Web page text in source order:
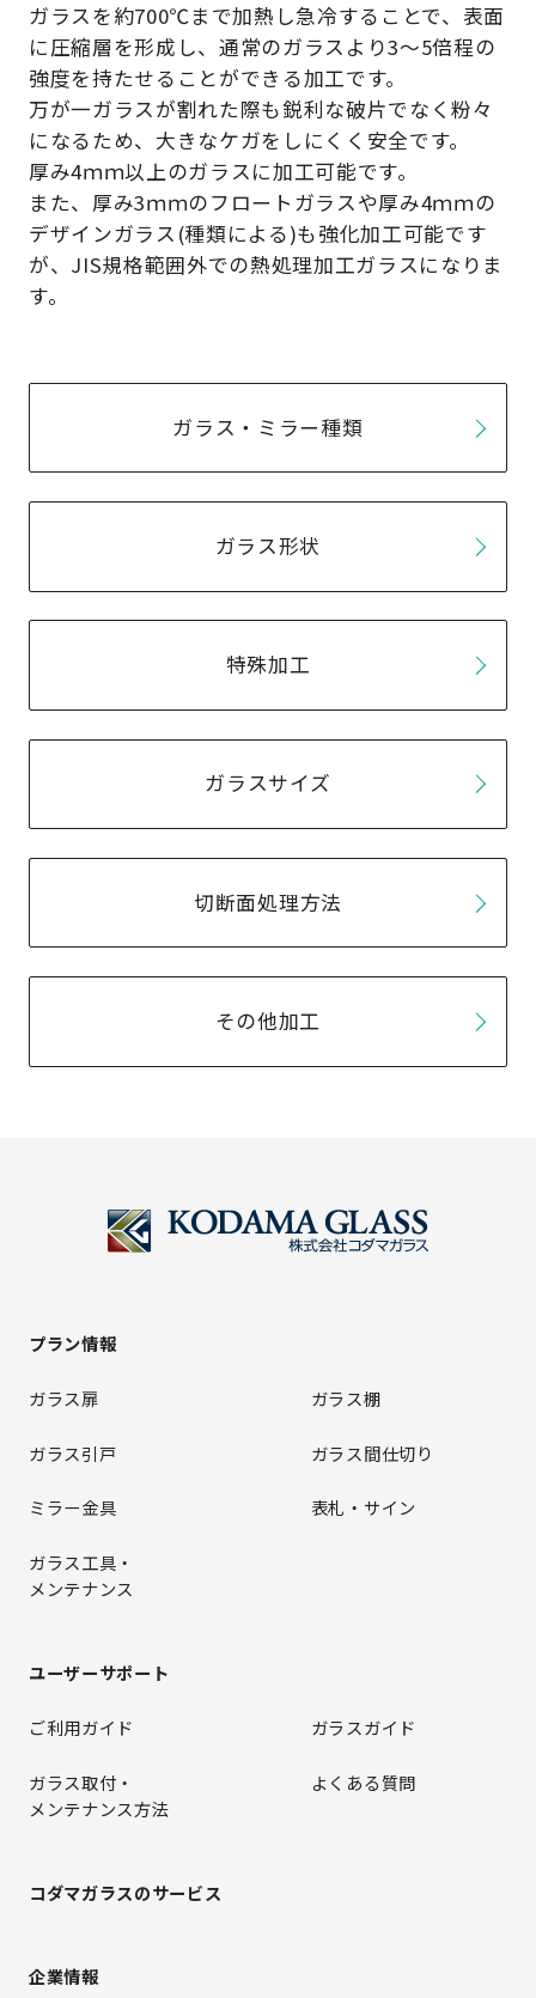
ガラスを約700℃まで加熱し急冷することで、表面
に圧縮層を形成し、通常のガラスより3～5倍程の
強度を持たせることができる加工です。
万が一ガラスが割れた際も鋭利な破片でなく粉々
になるため、大きなケガをしにくく安全です。
厚み4ｍｍ以上のガラスに加工可能です。
また、厚み3ｍｍのフロートガラスや厚み4ｍｍの
デザインガラス(種類による)も強化加工可能です
が、JIS規格範囲外での熱処理加工ガラスになりま
す。
ガラス・ミラー種類
ガラス形状
特殊加工
ガラスサイズ
切断面処理方法
その他加工
プラン情報
ガラス扉 ガラス棚
ガラス引戸 ガラス間仕切り
ミラー金具 表札・サイン
ガラス工具・
メンテナンス
ユーザーサポート
ご利用ガイド ガラスガイド
ガラス取付・
メンテナンス方法
よくある質問
コダマガラスのサービス
企業情報